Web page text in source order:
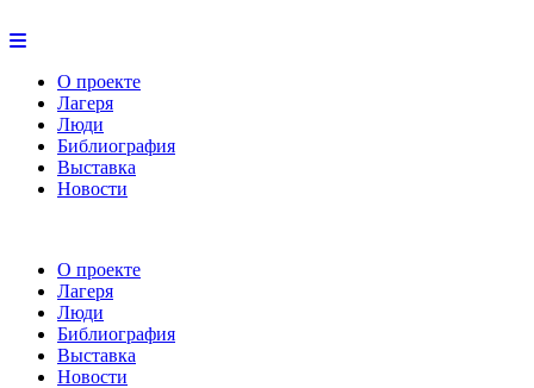
О проекте
Лагеря
Люди
Библиография
Выставка
Новости
О проекте
Лагеря
Люди
Библиография
Выставка
Новости